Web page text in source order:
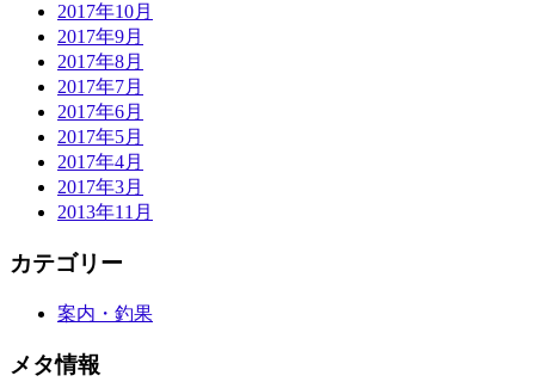
2017年10月
2017年9月
2017年8月
2017年7月
2017年6月
2017年5月
2017年4月
2017年3月
2013年11月
カテゴリー
案内・釣果
メタ情報